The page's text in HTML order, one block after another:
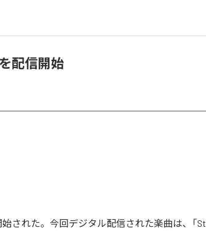
配信開始
始された。今回デジタル配信された楽曲は、「